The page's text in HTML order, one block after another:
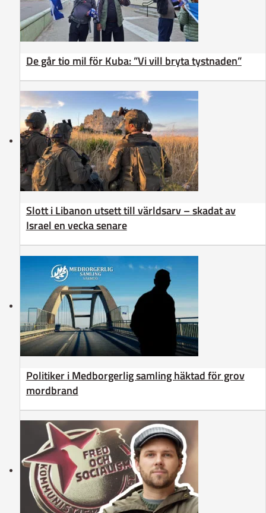
De går tio mil för Kuba: ”Vi vill bryta tystnaden”
Slott i Libanon utsett till världsarv – skadat av
Israel en vecka senare
Politiker i Medborgerlig samling häktad för grov
mordbrand